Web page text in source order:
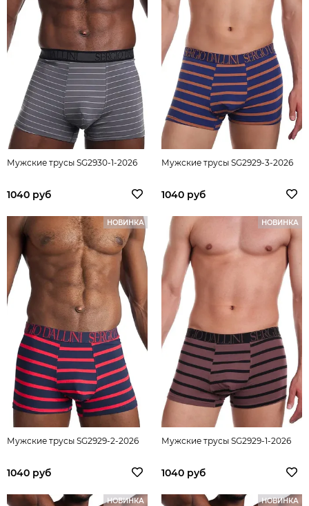
Мужские трусы SG2930-1-2026
1040 руб
Мужские трусы SG2929-3-2026
1040 руб
НОВИНКА
Мужские трусы SG2929-2-2026
1040 руб
НОВИНКА
Мужские трусы SG2929-1-2026
1040 руб
НОВИНКА НОВИНКА